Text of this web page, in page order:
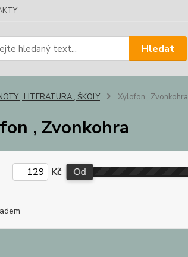
Hledat
, LITERATURA , ŠKOLY Xylofon , Zvonkohra
, Zvonkohra
Kč Od